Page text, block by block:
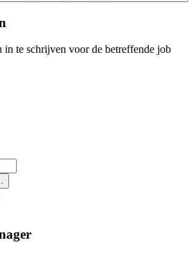
te schrijven voor de betreffende job